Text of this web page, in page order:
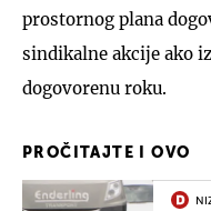
prostornog plana
sindikalne akcije ako
dogovorenu roku.
PROČITAJTE I OVO